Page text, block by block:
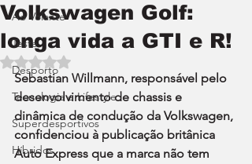
Ao Volante
Teste
Desporto
Tecnologia e Lifestyle
Superdesportivos
Híbridos
Volkswagen Golf:
longa vida a GTI e R!
Avaliado com NaN de 5 estrelas.
Sebastian Willmann, responsável pelo
desenvolvimento de chassis e
dinâmica de condução da Volkswagen,
confidenciou à publicação britânica
Auto Express que a marca não tem